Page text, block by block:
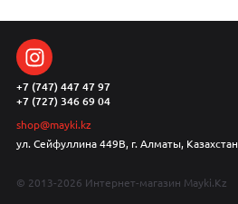
+7 (747) 447 47 97
+7 (727) 346 69 04
shop@mayki.kz
ул. Сейфуллина 449В, г. Алматы, Казахстан
© 2013-2026 Интернет-магазин Mayki.Kz